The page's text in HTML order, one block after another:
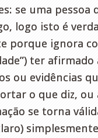
se uma pessoa
logo isto é
porque ignora
ter
ou evidências
o que diz, ou
se torna